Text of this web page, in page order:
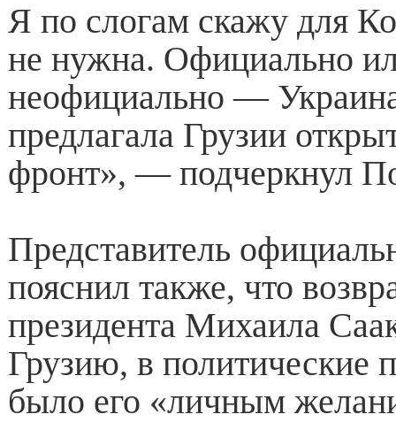
Я по слогам скажу для
не нужна. Официально
неофициально —
предлагала Грузии
фронт», — подчеркнул
Представитель
пояснил также, что
президента Михаила
Грузию, в политические
было его «личным